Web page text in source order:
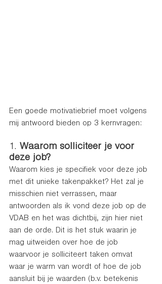
Een goede motivatiebrief moet volgens
mij antwoord bieden op 3 kernvragen:
1. Waarom solliciteer je voor
deze job?
Waarom kies je specifiek voor deze job
met dit unieke takenpakket? Het zal je
misschien niet verrassen, maar
antwoorden als ik vond deze job op de
VDAB en het was dichtbij, zijn hier niet
aan de orde. Dit is het stuk waarin je
mag uitweiden over hoe de job
waarvoor je solliciteert taken omvat
waar je warm van wordt of hoe de job
aansluit bij je waarden (b.v. betekenis